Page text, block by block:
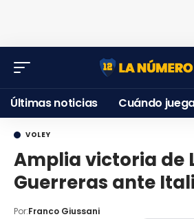
Últimas noticias Cuándo
VOLEY
Amplia victoria de
Guerreras ante
Por:Franco Giussani